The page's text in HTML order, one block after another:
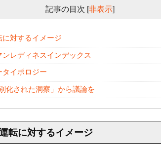
記事の目次 [非表示]
対するイメージ
レディネスインデックス
イポロジー
化された洞察」から議論を
転に対するイメージ